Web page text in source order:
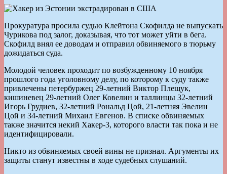
Прокуратура просила судью Клейтона Скофилда не выпускать
Чурикова под залог, доказывая, что тот может уйти в бега.
Скофилд внял ее доводам и отправил обвиняемого в тюрьму
дожидаться суда.
Молодой человек проходит по возбужденному 10 ноября
прошлого года уголовному делу, по которому к суду также
привлечены петербуржец 29-летний Виктор Плещук,
кишиневец 29-летний Олег Ковелин и таллинцы 32-летний
Игорь Грудиев, 32-летний Рональд Цой, 21-летняя Эвелин
Цой и 34-летний Михаил Евгенов. В списке обвиняемых
также значится некий Хакер-3, которого власти так пока и не
идентифицировали.
Никто из обвиняемых своей вины не признал. Аргументы их
защиты станут известны в ходе судебных слушаний.